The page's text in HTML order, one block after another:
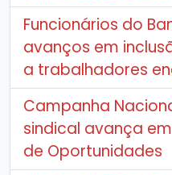
Funcionários do
avanços em
a trabalhadores
Campanha
sindical avança
de Oportunidades